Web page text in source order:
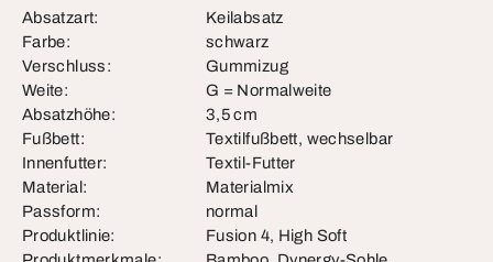
Absatzart:
Keilabsatz
Farbe:
schwarz
Verschluss:
Gummizug
Weite:
G = Normalweite
Absatzhöhe:
3,5 cm
Fußbett:
Textilfußbett, wechselbar
Innenfutter:
Textil-Futter
Material:
Materialmix
Passform:
normal
Produktlinie:
Fusion 4, High Soft